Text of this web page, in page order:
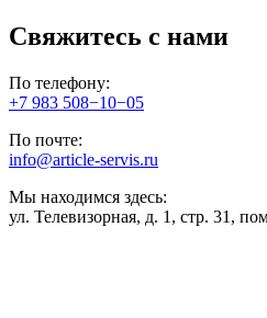
Свяжитесь с нами
По телефону:
+7 983 508−10−05
По почте:
info@article-servis.ru
Мы находимся здесь:
ул. Телевизорная, д. 1, стр. 31,